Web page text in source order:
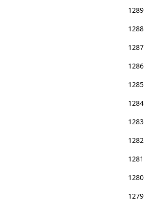
1289
1288
1287
1286
1285
1284
1283
1282
1281
1280
1279